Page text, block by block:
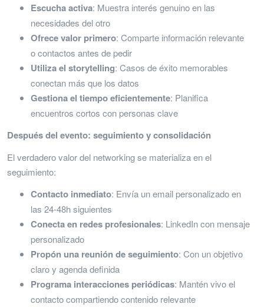
Escucha activa: Muestra interés genuino en las
necesidades del otro
Ofrece valor primero: Comparte información relevante
o contactos antes de pedir
Utiliza el storytelling: Casos de éxito memorables
conectan más que los datos
Gestiona el tiempo eficientemente: Planifica
encuentros cortos con personas clave
Después del evento: seguimiento y consolidación
El verdadero valor del networking se materializa en el
seguimiento:
Contacto inmediato: Envía un email personalizado en
las 24-48h siguientes
Conecta en redes profesionales: LinkedIn con mensaje
personalizado
Propón una reunión de seguimiento: Con un objetivo
claro y agenda definida
Programa interacciones periódicas: Mantén vivo el
contacto compartiendo contenido relevante